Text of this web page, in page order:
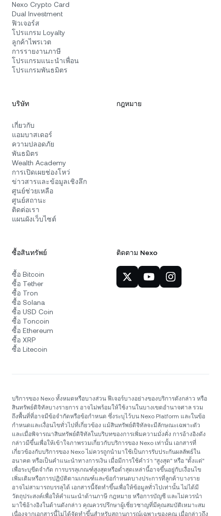
Nexo Crypto Card
Dual Investment
ฟิวเจอร์ส
โปรแกรม Loyalty
ลูกค้าไพรเวต
การรายงานภาษี
โปรแกรมแนะนำเพื่อน
โปรแกรมพันธมิตร
บริษัท
เกี่ยวกับ
แอมบาสเดอร์
ความปลอดภัย
พันธมิตร
Wealth Academy
การเปิดเผยช่องโหว่
ข่าวสารและข้อมูลเชิงลึก
ศูนย์ช่วยเหลือ
ศูนย์สถานะ
ติดต่อเรา
แผนผังเว็บไซต์
กฎหมาย
ซื้อสินทรัพย์
ซื้อ Bitcoin
ซื้อ Tether
ซื้อ Tron
ซื้อ Solana
ซื้อ USD Coin
ซื้อ Toncoin
ซื้อ Ethereum
ซื้อ XRP
ซื้อ Litecoin
ติดตาม Nexo
บริการของ Nexo ทั้งหมดหรือบางส่วน ฟีเจอร์บางอย่างของบริการดังกล่าว หรือ
สินทรัพย์ดิจิทัลบางรายการ อาจไม่พร้อมให้ใช้งานในบางเขตอำนาจศาล รวม
ถึงพื้นที่ที่อาจมีข้อจำกัดหรือข้อกำหนด ซึ่งระบุไว้บน Nexo Platform และในข้อ
กำหนดและเงื่อนไขทั่วไปที่เกี่ยวข้อง แม้สินทรัพย์ดิจิทัลจะมีลักษณะเฉพาะตัว
และเมื่อพิจารณาสินทรัพย์ดิจิทัลในบริบทของการเพิ่มความมั่งคั่ง การอ้างอิงดัง
กล่าวมีขึ้นเพื่อให้เข้าใจภาพรวมเกี่ยวกับบริการของ Nexo เท่านั้น เอกสารที่
เกี่ยวข้องกับบริการของ Nexo ไม่ควรถูกนำมาใช้เป็นการรับประกันผลลัพธ์ใน
อนาคต หรือเป็นคำแนะนำทางการเงิน เมื่อมีการใช้คำว่า "สูงสุด" หรือ "ตั้งแต่"
เพื่อระบุขีดจำกัด การบรรลุเกณฑ์สูงสุดหรือต่ำสุดเหล่านี้อาจขึ้นอยู่กับเงื่อนไข
เพิ่มเติมหรือการปฏิบัติตามเกณฑ์และข้อกำหนดบางประการที่ลูกค้าบางราย
อาจไม่สามารถบรรลุได้ เอกสารนี้จัดทำขึ้นเพื่อให้ข้อมูลทั่วไปเท่านั้น ไม่ได้มี
วัตถุประสงค์เพื่อให้คำแนะนำด้านภาษี กฎหมาย หรือการบัญชี และไม่ควรนำ
มาใช้อ้างอิงในด้านดังกล่าว คุณควรปรึกษาผู้เชี่ยวชาญที่มีคุณสมบัติเหมาะสม
เนื่องจากเอกสารนี้ไม่ได้จัดทำขึ้นสำหรับสถานการณ์เฉพาะของคุณ เมื่อกล่าวถึง